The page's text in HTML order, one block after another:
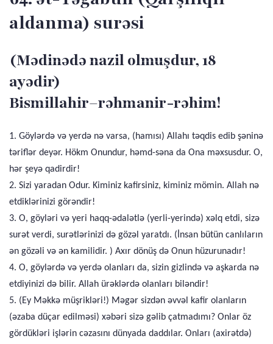
aldanma) surəsi
(Mədinədə nazil olmuşdur, 18
ayədir)
Bismillahir–rəhmanir-rəhim!
1. Göylərdə və yerdə nə varsa, (hamısı) Allahı təqdis edib şəninə
təriflər deyər. Hökm Onundur, həmd-səna da Ona məxsusdur. O,
hər şeyə qadirdir!
2. Sizi yaradan Odur. Kiminiz kafirsiniz, kiminiz mömin. Allah nə
etdiklərinizi görəndir!
3. O, göyləri və yeri haqq-ədalətlə (yerli-yerində) xəlq etdi, sizə
surət verdi, surətlərinizi də gözəl yaratdı. (İnsan bütün canlıların
ən gözəli və ən kamilidir. ) Axır dönüş də Onun hüzurunadır!
4. O, göylərdə və yerdə olanları da, sizin gizlində və aşkarda nə
etdiyinizi də bilir. Allah ürəklərdə olanları biləndir!
5. (Ey Məkkə müşrikləri!) Məgər sizdən əvvəl kafir olanların
(əzaba düçar edilməsi) xəbəri sizə gəlib çatmadımı? Onlar öz
gördükləri işlərin cəzasını dünyada daddılar. Onları (axirətdə)